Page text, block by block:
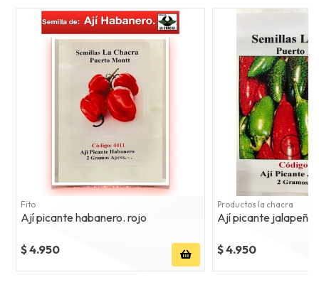
Fito
Ají picante habanero. rojo
$ 4.950
Productos la chacra
Ají picante jalapeño
$ 4.950